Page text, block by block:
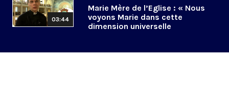
03:44
Marie Mère de l’Eglise : « Nous
voyons Marie dans cette
dimension universelle